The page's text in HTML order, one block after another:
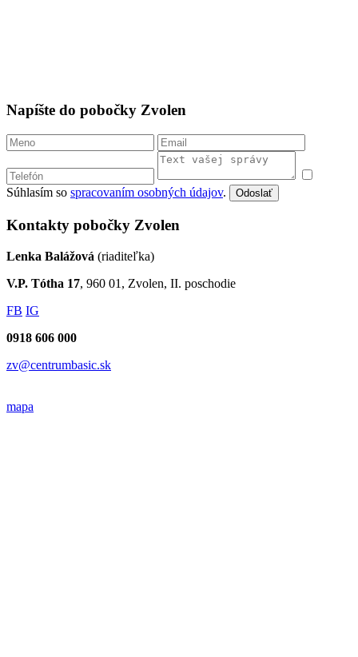
Napíšte do pobočky Zvolen
Súhlasím so spracovaním osobných údajov. Odoslať
Kontakty pobočky Zvolen
Lenka Balážová (riaditeľka)
V.P. Tótha 17, 960 01, Zvolen, II. poschodie
FB IG
0918 606 000
zv@centrumbasic.sk
mapa